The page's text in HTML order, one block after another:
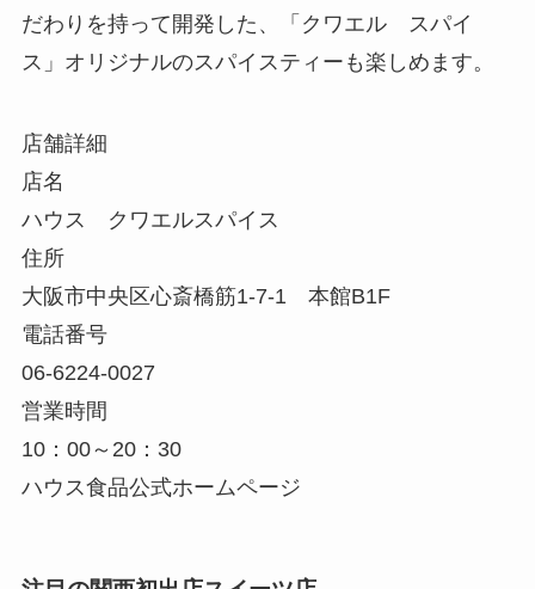
だわりを持って開発した、「クワエル スパイ
ス」オリジナルのスパイスティーも楽しめます。
店舗詳細
店名
ハウス クワエルスパイス
住所
大阪市中央区心斎橋筋1-7-1 本館B1F
電話番号
06-6224-0027
営業時間
10：00～20：30
ハウス食品公式ホームページ